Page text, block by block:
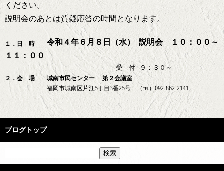
ください。
説明会のあとは質疑応答の時間となります。
１．日 時 令和４年６月８日（水） 説明会 １０：００～
１１：００
受 付 ９：３０～
２．会 場 城南市民センター 第２会議室
福岡市城南区片江5丁目3番25号 （℡）092-862-2141
ブログトップ